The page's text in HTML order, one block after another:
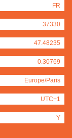
FR
37330
47.48235
0.30769
Europe/Paris
UTC+1
Y